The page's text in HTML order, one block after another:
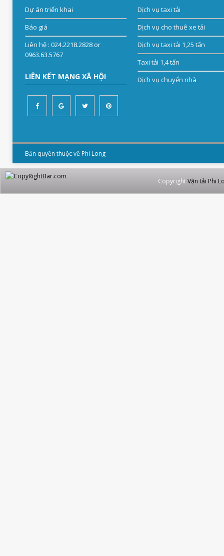
Dự án triển khai
Báo giá
Liên hệ: 024.2218.2828 or
0963.63.5767
LIÊN KẾT MẠNG XÃ HỘI
Dịch vụ taxi tải
Dịch vụ cho thuê xe tải
Dịch vụ taxi tải 1,25 tấn
Taxi tải 1,4 tấn
Dịch vụ chuyển nhà
Bản quyền thuộc về Phi Long
CopyrightVận tải Phi